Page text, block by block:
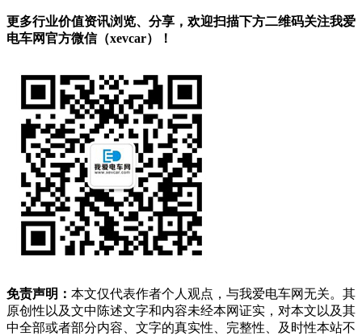
更多行业价值资讯浏览、分享，欢迎扫描下方二维码关注我爱
电车网官方微信（xevcar）！
免责声明： 本文仅代表作者个人观点，与我爱电车网无关。其
原创性以及文中陈述文字和内容未经本网证实，对本文以及其
中全部或者部分内容、文字的真实性、完整性、及时性本站不